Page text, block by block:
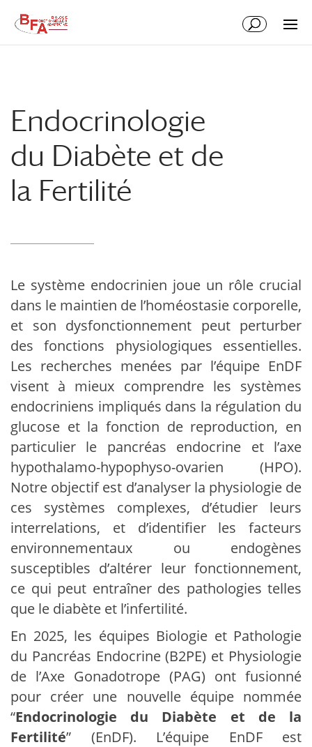
contenu
Endocrinologie
du Diabète et de
la Fertilité
Le système endocrinien joue un rôle crucial
dans le maintien de l’homéostasie corporelle,
et son dysfonctionnement peut perturber
des fonctions physiologiques essentielles.
Les recherches menées par l’équipe EnDF
visent à mieux comprendre les systèmes
endocriniens impliqués dans la régulation du
glucose et la fonction de reproduction, en
particulier le pancréas endocrine et l’axe
hypothalamo-hypophyso-ovarien (HPO).
Notre objectif est d’analyser la physiologie de
ces systèmes complexes, d’étudier leurs
interrelations, et d’identifier les facteurs
environnementaux ou endogènes
susceptibles d’altérer leur fonctionnement,
ce qui peut entraîner des pathologies telles
que le diabète et l’infertilité.
En 2025, les équipes Biologie et Pathologie
du Pancréas Endocrine (B2PE) et Physiologie
de l’Axe Gonadotrope (PAG) ont fusionné
pour créer une nouvelle équipe nommée
“Endocrinologie du Diabète et de la
Fertilité” (EnDF). L’équipe EnDF est